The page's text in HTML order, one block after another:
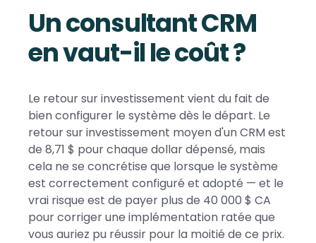
Un consultant CRM
en vaut-il le coût ?
Le retour sur investissement vient du fait de
bien configurer le système dès le départ. Le
retour sur investissement moyen d'un CRM est
de 8,71 $ pour chaque dollar dépensé, mais
cela ne se concrétise que lorsque le système
est correctement configuré et adopté — et le
vrai risque est de payer plus de 40 000 $ CA
pour corriger une implémentation ratée que
vous auriez pu réussir pour la moitié de ce prix.